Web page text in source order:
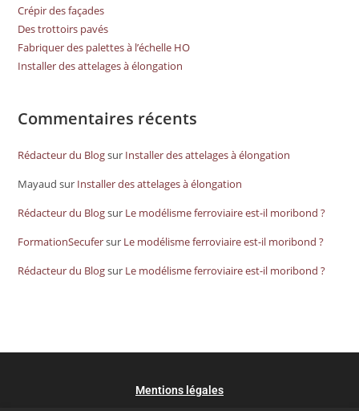
Crépir des façades
Des trottoirs pavés
Fabriquer des palettes à l’échelle HO
Installer des attelages à élongation
Commentaires récents
Rédacteur du Blogsur Installer des attelages à élongation
Mayaud sur Installer des attelages à élongation
Rédacteur du Blogsur Le modélisme ferroviaire est-il moribond ?
FormationSecufersur Le modélisme ferroviaire est-il moribond ?
Rédacteur du Blogsur Le modélisme ferroviaire est-il moribond ?
Mentions légales